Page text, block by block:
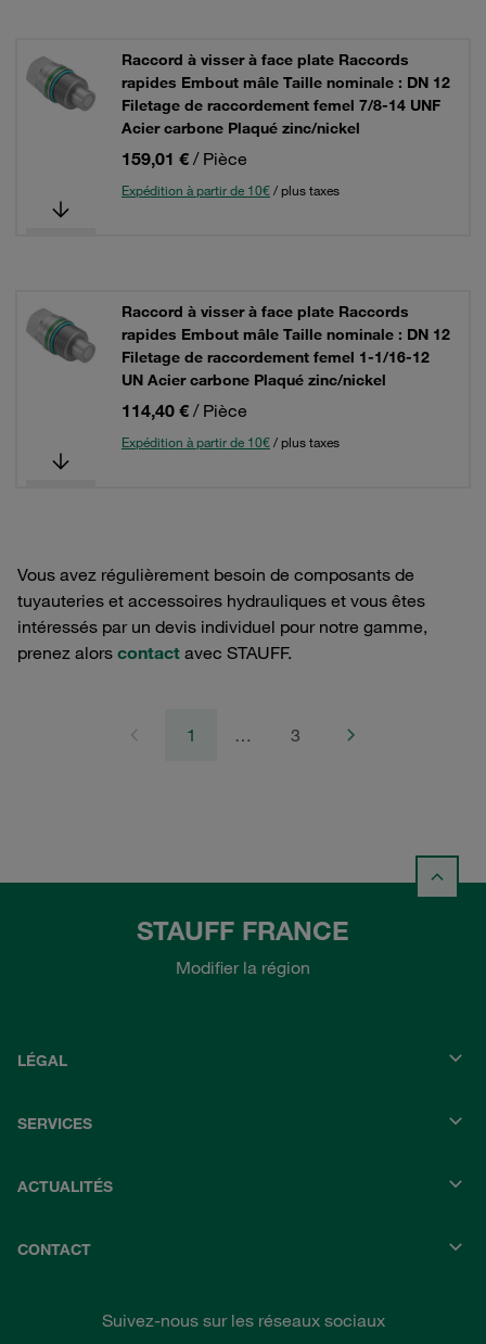
Raccord à visser à face plate Raccords
rapides Embout mâle Taille nominale : DN 12
Filetage de raccordement femel 7/8-14 UNF
Acier carbone Plaqué zinc/nickel
159,01 € / Pièce
Expédition à partir de 10€/ plus taxes
Raccord à visser à face plate Raccords
rapides Embout mâle Taille nominale : DN 12
Filetage de raccordement femel 1-1/16-12
UN Acier carbone Plaqué zinc/nickel
114,40 € / Pièce
Expédition à partir de 10€/ plus taxes
Vous avez régulièrement besoin de composants de
tuyauteries et accessoires hydrauliques et vous êtes
intéressés par un devis individuel pour notre gamme,
prenez alors contact avec STAUFF.
1 … 3
STAUFF FRANCE
Modifier la région
LÉGAL
SERVICES
ACTUALITÉS
CONTACT
Suivez-nous sur les réseaux sociaux